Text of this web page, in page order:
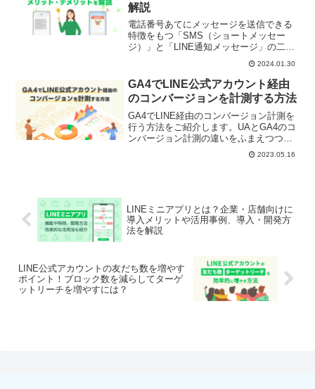
解説
電話番号あてにメッセージを送信できる
特徴をもつ「SMS（ショートメッセー
ジ）」と「LINE通知メッセージ」の二つ
のサービスについて、リーチできるユー
ザー、広告利用の可否、デザイン、料金
など特徴や違いを比較しながら詳しく解
説していきます！
2024.01.30
GA4でLINE公式アカウント経由
のコンバージョンを計測する方法
GA4でLINE経由のコンバージョン計測を
行う方法をご紹介します。UAとGA4のコ
ンバージョン計測の違いをふまえつつ、
GA4でのカスタムイベントの設定方法、
メッセージやリッチメニューからの計測
2023.05.16
LINEミニアプリとは？企業・店舗向けに
導入メリットや活用事例、導入・開発方
法を解説
LINE公式アカウントの友だち数を増やす
ポイント！ブロック数を減らしてターゲ
ットリーチを増やすには？